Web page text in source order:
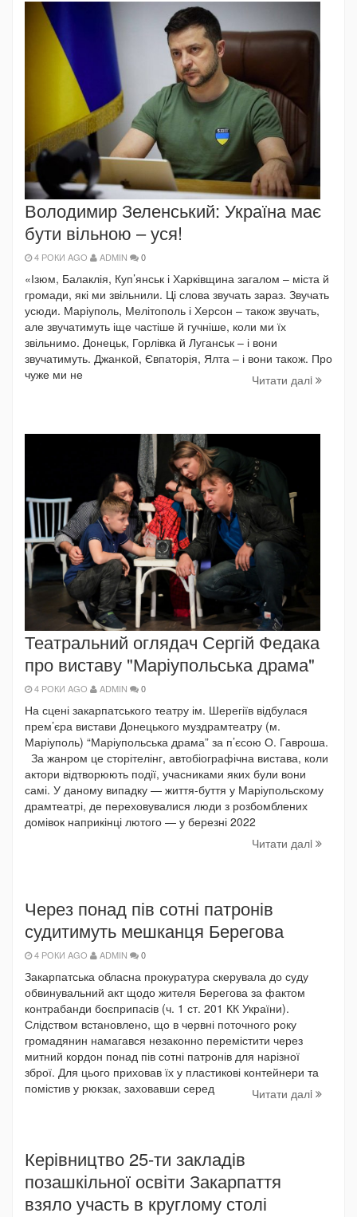
Володимир Зеленський: Україна має
бути вільною – уся!
4 РОКИ AGO ADMIN 0
«Ізюм, Балаклія, Куп’янськ і Харківщина загалом – міста й
громади, які ми звільнили. Ці слова звучать зараз. Звучать
усюди. Маріуполь, Мелітополь і Херсон – також звучать,
але звучатимуть іще частіше й гучніше, коли ми їх
звільнимо. Донецьк, Горлівка й Луганськ – і вони
звучатимуть. Джанкой, Євпаторія, Ялта – і вони також. Про
чуже ми не
Читати далi
Театральний оглядач Сергій Федака
про виставу "Маріупольська драма"
4 РОКИ AGO ADMIN 0
На сцені закарпатського театру ім. Шерегіїв відбулася
прем’єра вистави Донецького муздрамтеатру (м.
Маріуполь) “Маріупольська драма” за п’єсою О. Гавроша.
За жанром це сторітелінг, автобіографічна вистава, коли
актори відтворюють події, учасниками яких були вони
самі. У даному випадку — життя-буття у Маріупольскому
драмтеатрі, де переховувалися люди з розбомблених
домівок наприкінці лютого — у березні 2022
Читати далi
Через понад пів сотні патронів
судитимуть мешканця Берегова
4 РОКИ AGO ADMIN 0
Закарпатська обласна прокуратура скерувала до суду
обвинувальний акт щодо жителя Берегова за фактом
контрабанди боєприпасів (ч. 1 ст. 201 КК України).
Слідством встановлено, що в червні поточного року
громадянин намагався незаконно перемістити через
митний кордон понад пів сотні патронів для нарізної
зброї. Для цього приховав їх у пластикові контейнери та
помістив у рюкзак, заховавши серед
Читати далi
Керівництво 25-ти закладів
позашкільної освіти Закарпаття
взяло участь в круглому столі